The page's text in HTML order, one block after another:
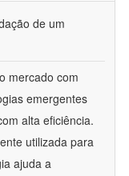
de um
mercado com
emergentes
alta eficiência.
utilizada para
ajuda a